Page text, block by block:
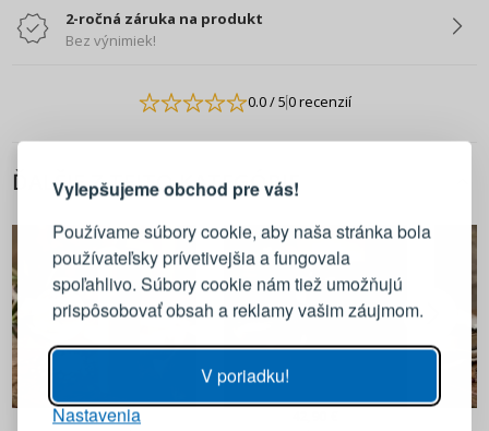
Vylepšujeme obchod pre vás!
Používame súbory cookie, aby naša stránka bola
používateľsky prívetivejšia a fungovala
spoľahlivo. Súbory cookie nám tiež umožňujú
prispôsobovať obsah a reklamy vašim záujmom.
V poriadku!
Nastavenia
2-ročná záruka na produkt
Bez výnimiek!
0.0/ 50 recenzií
ĎALŠIE Z TEJTO KATEGÓRIE
42,90 €
Prihláste sa k svojmu účtu
PRIHLÁSIŤ SA